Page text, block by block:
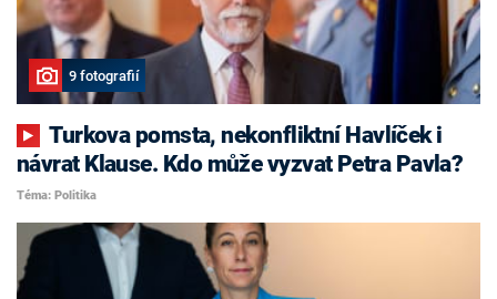
9 fotografií
Turkova pomsta, nekonfliktní Havlíček i
návrat Klause. Kdo může vyzvat Petra Pavla?
Téma: Politika